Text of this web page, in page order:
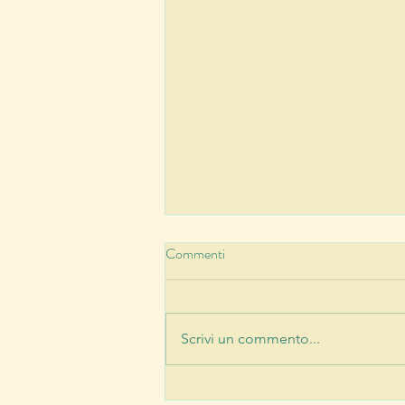
L’ho visto con i miei occhi
Commenti
Scrivi un commento...